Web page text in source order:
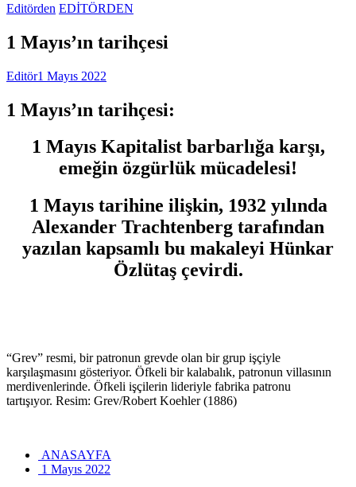
Editörden EDİTÖRDEN
1 Mayıs’ın tarihçesi
Editör1 Mayıs 2022
1 Mayıs’ın tarihçesi:
1 Mayıs Kapitalist barbarlığa karşı,
emeğin özgürlük mücadelesi!
1 Mayıs tarihine ilişkin, 1932 yılında
Alexander Trachtenberg tarafından
yazılan kapsamlı bu makaleyi Hünkar
Özlütaş çevirdi.
“Grev” resmi, bir patronun grevde olan bir grup işçiyle
karşılaşmasını gösteriyor. Öfkeli bir kalabalık, patronun villasının
merdivenlerinde. Öfkeli işçilerin lideriyle fabrika patronu
tartışıyor. Resim: Grev/Robert Koehler (1886)
ANASAYFA
1 Mayıs 2022